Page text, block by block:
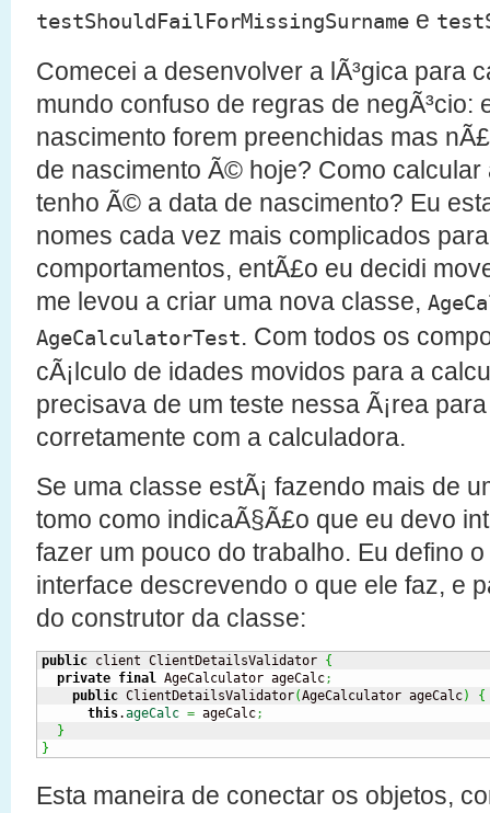
testShouldFailForMissingSurname e
Comecei a desenvolver a lÃ³gica para
mundo confuso de regras de negÃ³cio:
nascimento forem preenchidas mas
de nascimento Ã© hoje? Como
tenho Ã© a data de nascimento? Eu
nomes cada vez mais complicados
comportamentos, entÃ£o eu decidi
me levou a criar uma nova classe,
AgeCalculatorTest. Com todos os
cÃ¡lculo de idades movidos para a
precisava de um teste nessa Ã¡rea
corretamente com a calculadora.
Se uma classe estÃ¡ fazendo mais de
tomo como indicaÃ§Ã£o que eu devo
fazer um pouco do trabalho. Eu defino
interface descrevendo o que ele faz, e
do construtor da classe:
public client ClientDetailsValidator {
private final AgeCalculator ageCalc;
public ClientDetailsValidator(AgeCalculator ageCalc)
{
this.ageCalc = ageCalc;
}
}
Esta maneira de conectar os objetos,